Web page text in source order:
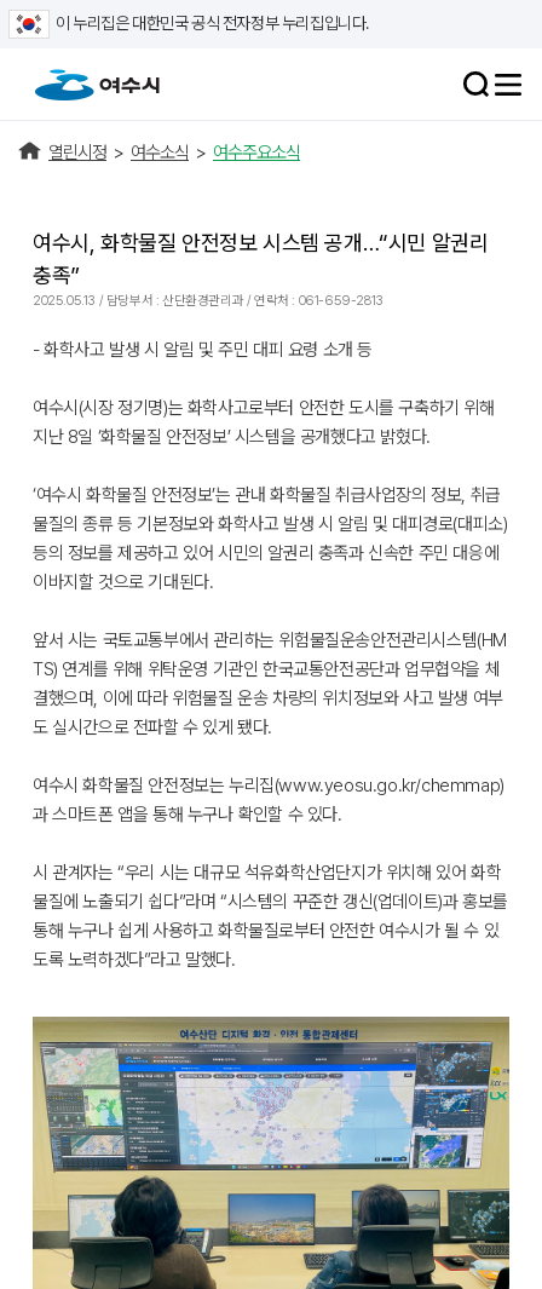
이 누리집은 대한민국 공식 전자정부 누리집입니다.
열린시정 > 여수소식 > 여수주요소식
여수시, 화학물질 안전정보 시스템 공개…“시민 알권리
충족”
2025.05.13 / 담당부서 : 산단환경관리과 / 연락처 : 061-659-2813
- 화학사고 발생 시 알림 및 주민 대피 요령 소개 등
여수시(시장 정기명)는 화학사고로부터 안전한 도시를 구축하기 위해
지난 8일 ‘화학물질 안전정보’ 시스템을 공개했다고 밝혔다.
‘여수시 화학물질 안전정보’는 관내 화학물질 취급사업장의 정보, 취급
물질의 종류 등 기본정보와 화학사고 발생 시 알림 및 대피경로(대피소)
등의 정보를 제공하고 있어 시민의 알권리 충족과 신속한 주민 대응에
이바지할 것으로 기대된다.
앞서 시는 국토교통부에서 관리하는 위험물질운송안전관리시스템(HM
TS) 연계를 위해 위탁운영 기관인 한국교통안전공단과 업무협약을 체
결했으며, 이에 따라 위험물질 운송 차량의 위치정보와 사고 발생 여부
도 실시간으로 전파할 수 있게 됐다.
여수시 화학물질 안전정보는 누리집(www.yeosu.go.kr/chemmap)
과 스마트폰 앱을 통해 누구나 확인할 수 있다.
시 관계자는 “우리 시는 대규모 석유화학산업단지가 위치해 있어 화학
물질에 노출되기 쉽다”라며 “시스템의 꾸준한 갱신(업데이트)과 홍보를
통해 누구나 쉽게 사용하고 화학물질로부터 안전한 여수시가 될 수 있
도록 노력하겠다”라고 말했다.